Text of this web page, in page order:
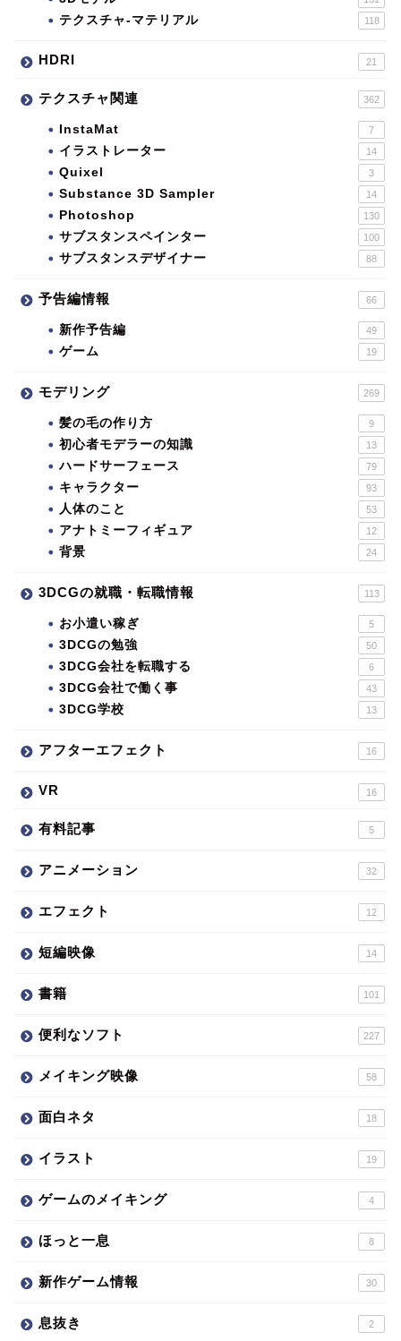
テクスチャ-マテリアル 118
HDRI 21
テクスチャ関連 362
InstaMat 7
イラストレーター 14
Quixel 3
Substance 3D Sampler 14
Photoshop 130
サブスタンスペインター 100
サブスタンスデザイナー 88
予告編情報 66
新作予告編 49
ゲーム 19
モデリング 269
髪の毛の作り方 9
初心者モデラーの知識 13
ハードサーフェース 79
キャラクター 93
人体のこと 53
アナトミーフィギュア 12
背景 24
3DCGの就職・転職情報 113
お小遣い稼ぎ 5
3DCGの勉強 50
3DCG会社を転職する 6
3DCG会社で働く事 43
3DCG学校 13
アフターエフェクト 16
VR 16
有料記事 5
アニメーション 32
エフェクト 12
短編映像 14
書籍 101
便利なソフト 227
メイキング映像 58
面白ネタ 18
イラスト 19
ゲームのメイキング 4
ほっと一息 8
新作ゲーム情報 30
息抜き 2